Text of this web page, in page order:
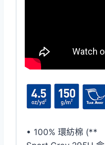
• 100% 環紡棉 (**